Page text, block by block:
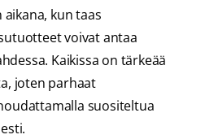
aikana, kun taas
voivat antaa
Kaikissa on tärkeää
joten parhaat
suositeltua